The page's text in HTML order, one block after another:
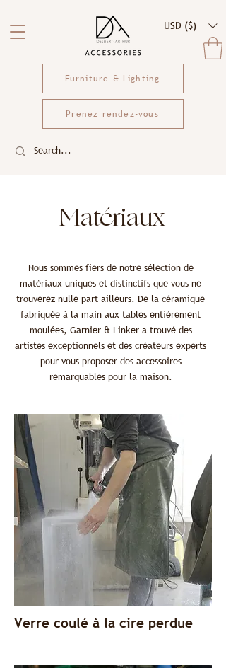
USD ($)
Furniture & Lighting
Prenez rendez-vous
Matériaux
Nous sommes fiers de notre sélection de
matériaux uniques et distinctifs que vous ne
trouverez nulle part ailleurs. De la céramique
fabriquée à la main aux tables entièrement
moulées, Garnier & Linker a trouvé des
artistes exceptionnels et des créateurs experts
pour vous proposer des accessoires
remarquables pour la maison.
Verre coulé à la cire perdue